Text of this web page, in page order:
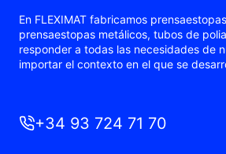
En FLEXIMAT fabricamos
prensaestopas metálicos, tubos de
responder a todas las necesidades de
importar el contexto en el que se
+34 93 724 71 70